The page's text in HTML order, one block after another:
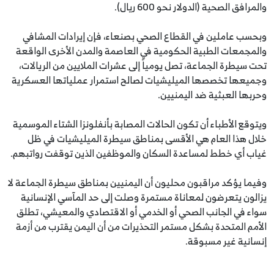
والمرافق الصحية (الدولار نحو 600 ريال).
وبحسب عاملين في القطاع الصحي بصنعاء، فإن إيرادات المشافي
والمجمعات الطبية الحكومية في العاصمة والمدن الأخرى الواقعة
تحت سيطرة الجماعة، تصل يومياً إلى عشرات الملايين من الريالات،
وجميعها تخصصها الميليشيات لصالح استمرار عملياتها العسكرية
وحربها العبثية ضد اليمنيين.
ويتوقع الأطباء أن تكون الحالات المصابة بأنفلونزا الشتاء الموسمية
خلال هذا العام هي الأقسى بمناطق سيطرة الميليشيات في ظل
غياب أي خطط لمساعدة السكان والموظفين الذين توقفت رواتبهم.
وفيما يؤكد مراقبون محليون أن اليمنيين بمناطق سيطرة الجماعة لا
يزالون يتعرضون لمعاناة مستمرة وصلت إلى حد المآسي الإنسانية
سواء في الجانب الصحي أو الخدمي أو الاقتصادي والمعيشي، تطلق
الأمم المتحدة بشكل مستمر التحذيرات من أن اليمن يقترب من أزمة
إنسانية غير مسبوقة.